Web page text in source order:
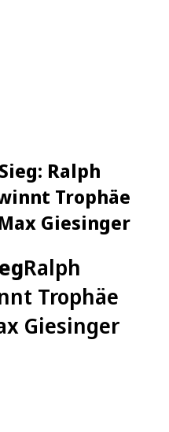
Ralph
Trophäe
Giesinger
Ralph
Trophäe
Giesinger